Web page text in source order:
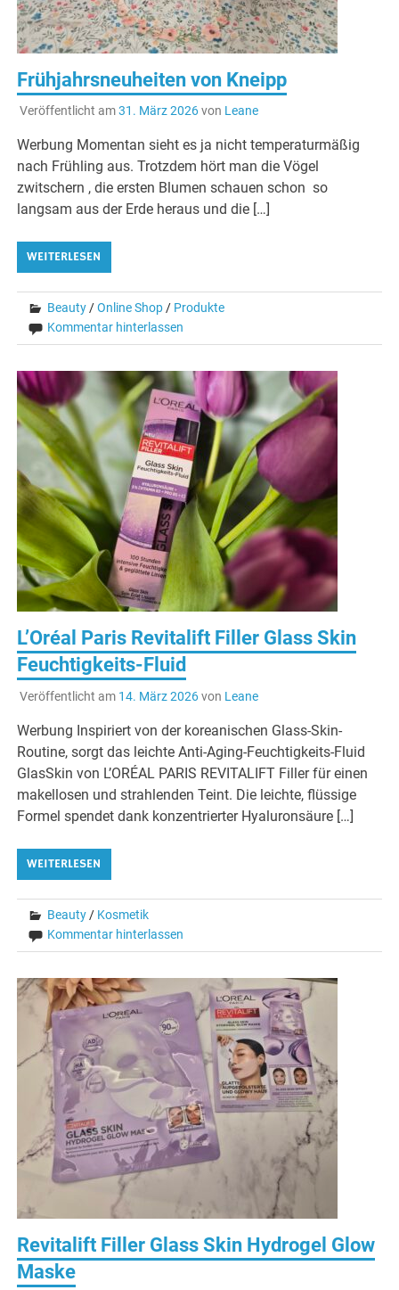
Frühjahrsneuheiten von Kneipp
Veröffentlicht am31. März 2026von Leane
Werbung Momentan sieht es ja nicht temperaturmäßig
nach Frühling aus. Trotzdem hört man die Vögel
zwitschern , die ersten Blumen schauen schon so
langsam aus der Erde heraus und die […]
WEITERLESEN
Beauty/Online Shop/ Produkte
Kommentar hinterlassen
L’Oréal Paris Revitalift Filler Glass Skin
Feuchtigkeits-Fluid
Veröffentlicht am 14. März 2026von Leane
Werbung Inspiriert von der koreanischen Glass-Skin-
Routine, sorgt das leichte Anti-Aging-Feuchtigkeits-Fluid
GlasSkin von L’ORÉAL PARIS REVITALIFT Filler für einen
makellosen und strahlenden Teint. Die leichte, flüssige
Formel spendet dank konzentrierter Hyaluronsäure […]
WEITERLESEN
Beauty / Kosmetik
Kommentar hinterlassen
Revitalift Filler Glass Skin Hydrogel Glow
Maske